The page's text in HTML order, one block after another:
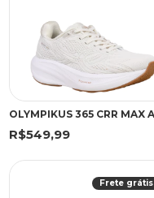
R$549,99
Frete grátis